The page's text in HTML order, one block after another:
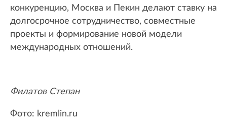
конкуренцию, Москва и Пекин делают ставку на
долгосрочное сотрудничество, совместные
проекты и формирование новой модели
международных отношений.
Филатов Степан
Фото: kremlin.ru